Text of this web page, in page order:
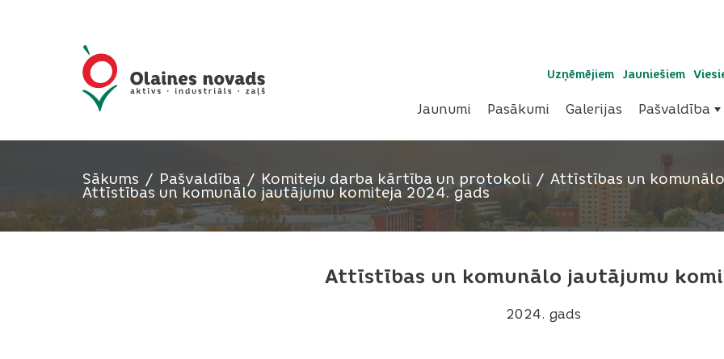
Uzņēmējiem Jauniešiem
Jaunumi Pasākumi Galerijas Pašvaldība
Sākums Pašvaldība Komiteju darba kārtība un protokoli Attīstības un
Attīstības un komunālo jautājumu komiteja 2024. gads
Attīstības un komunālo jautājumu
2024. gads